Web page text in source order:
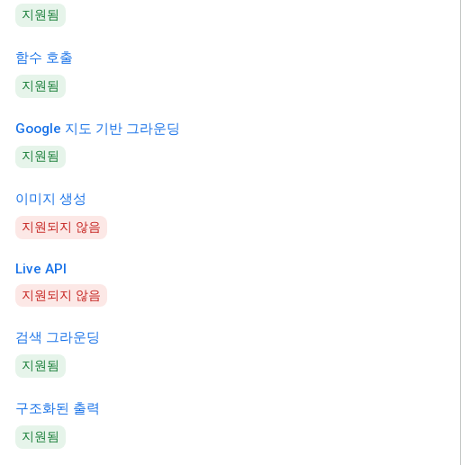
지원됨
함수 호출
지원됨
Google 지도 기반 그라운딩
지원됨
이미지 생성
지원되지 않음
Live API
지원되지 않음
검색 그라운딩
지원됨
구조화된 출력
지원됨